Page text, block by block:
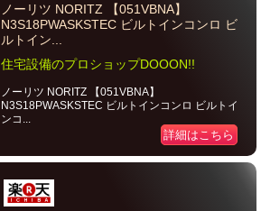
ノーリツ NORITZ 【051VBNA】
N3S18PWASKSTEC ビルトインコンロ ビ
ルトイン...
住宅設備のプロショップDOOON!!
ノーリツ NORITZ 【051VBNA】
N3S18PWASKSTEC ビルトインコンロ ビルトイ
ンコ...
詳細はこちら